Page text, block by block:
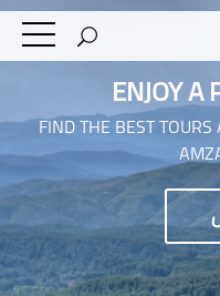
ENJOY A
FIND THE BEST